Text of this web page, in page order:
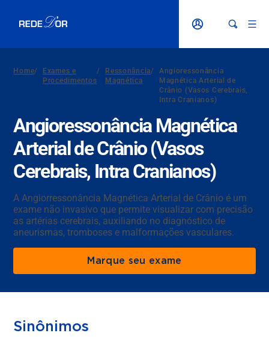
Home/
Exames e
Procedimentos
/
Ressonância
Magnética
/
Angioressonância
Magnética Arterial de
Crânio (Vasos Cerebrais,
Intra Cranianos)
Angioressonância Magnética
Arterial de Crânio (Vasos
Cerebrais, Intra Cranianos)
A Angiorressonância Magnética Arterial de Crânio é um
exame não invasivo que permite visualizar com precisão
as artérias cerebrais, auxiliando no diagnóstico de
aneurismas, tromboses e malformações vasculares.
Marque seu exame
Sinônimos